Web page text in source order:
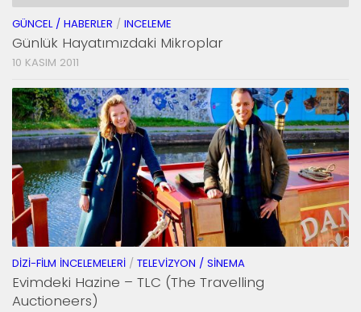
GÜNCEL / HABERLER / INCELEME
Günlük Hayatımızdaki Mikroplar
10 KASIM 2011
DIZI-FILM İNCELEMELERI / TELEVIZYON / SINEMA
Evimdeki Hazine – TLC (The Travelling
Auctioneers)